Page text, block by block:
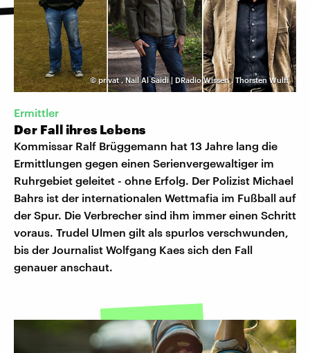
©privat,Nail Al Saidi | DRadio Wissen,Thorsten Wulff
Ermittler
Der Fall ihres Lebens
Kommissar Ralf Brüggemann hat 13 Jahre lang die
Ermittlungen gegen einen Serienvergewaltiger im
Ruhrgebiet geleitet - ohne Erfolg. Der Polizist Michael
Bahrs ist der internationalen Wettmafia im Fußball auf
der Spur. Die Verbrecher sind ihm immer einen Schritt
voraus. Trudel Ulmen gilt als spurlos verschwunden,
bis der Journalist Wolfgang Kaes sich den Fall
genauer anschaut.